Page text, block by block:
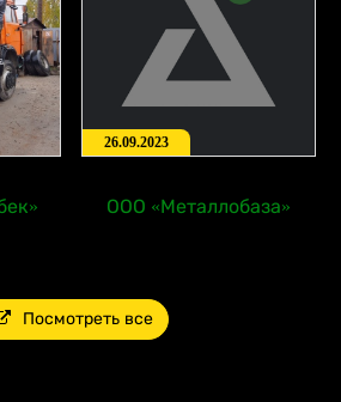
26.09.2023
ООО «Металлобаза»
Посмотреть все